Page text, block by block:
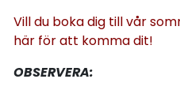
Vill du boka dig till vår
här för att komma dit!
OBSERVERA: